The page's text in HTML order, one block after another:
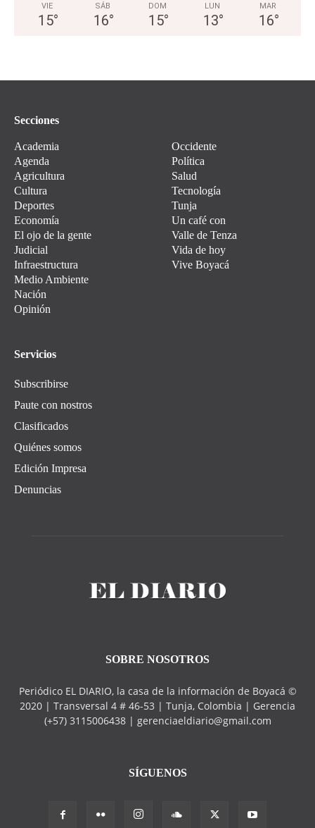
VIE
15°
SÁB
16°
DOM
15°
LUN
13°
MAR
16°
Secciones
Academia
Agenda
Agricultura
Cultura
Deportes
Economía
El ojo de la gente
Judicial
Infraestructura
Medio Ambiente
Nación
Opinión
Occidente
Política
Salud
Tecnología
Tunja
Un café con
Valle de Tenza
Vida de hoy
Vive Boyacá
Servicios
Subscribirse
Paute con nostros
Clasificados
Quiénes somos
Edición Impresa
Denuncias
SOBRE NOSOTROS
Periódico EL DIARIO, la casa de la información de Boyacá ©
2020 | Transversal 4 # 46-53 | Tunja, Colombia | Gerencia
(+57) 3115006438 | gerenciaeldiario@gmail.com
SÍGUENOS